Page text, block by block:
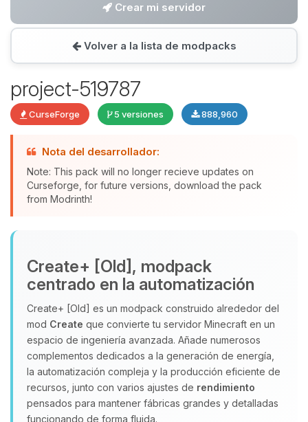
Crear mi servidor
Volver a la lista de modpacks
project-519787
CurseForge 5 versiones 888,960
Nota del desarrollador:
Note: This pack will no longer recieve updates on
Curseforge, for future versions, download the pack
from Modrinth!
Create+ [Old], modpack
centrado en la automatización
Create+ [Old] es un modpack construido alrededor del
mod Create que convierte tu servidor Minecraft en un
espacio de ingeniería avanzada. Añade numerosos
complementos dedicados a la generación de energía,
la automatización compleja y la producción eficiente de
recursos, junto con varios ajustes de rendimiento
pensados para mantener fábricas grandes y detalladas
funcionando de forma fluida.
Yupi, por fin alguien con quien
hablar! Soy Choupy, tu pequeno
asistente de BoxToPlay. Cuentame
que necesitas y moveré mis
pequenos circuitos para ayudarte.
08/08/2026 07:43